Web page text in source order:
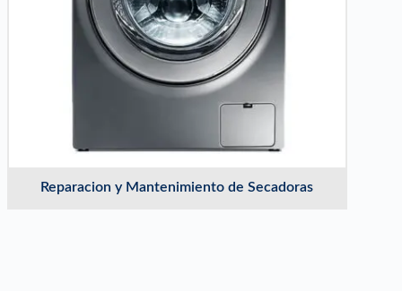
Reparacion y Mantenimiento de Secadoras